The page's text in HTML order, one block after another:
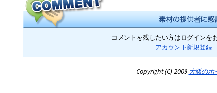
コメントを残したい方はログインを
アカウント新規登録
Copyright (C) 2009 大阪のホ